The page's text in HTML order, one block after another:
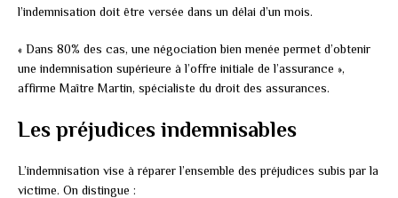
l’indemnisation doit être versée dans un délai d’un mois.
« Dans 80% des cas, une négociation bien menée permet d’obtenir
une indemnisation supérieure à l’offre initiale de l’assurance »,
affirme Maître Martin, spécialiste du droit des assurances.
Les préjudices indemnisables
L’indemnisation vise à réparer l’ensemble des préjudices subis par la
victime. On distingue :